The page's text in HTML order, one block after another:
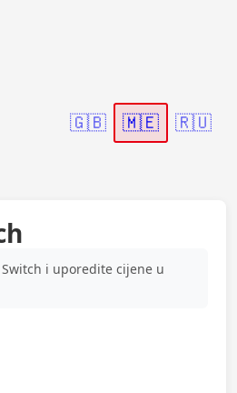
🇬🇧 🇲🇪 🇷🇺
i uporedite cijene u